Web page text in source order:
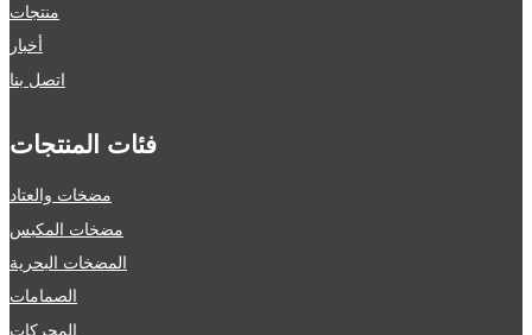
منتجات
أخبار
اتصل بنا
فئات المنتجات
مضخات والعتاد
مضخات المكبس
المضخات البحرية
الصمامات
المحركات